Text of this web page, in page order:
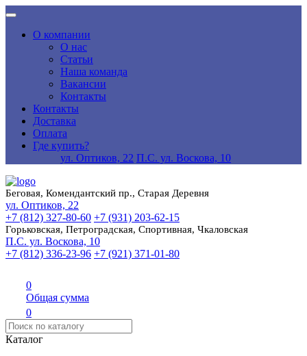
О компании
О нас
Статьи
Наша команда
Вакансии
Контакты
Контакты
Доставка
Оплата
Где купить?
ул. Оптиков, 22 П.С. ул. Воскова, 10
Беговая, Комендантский пр., Старая Деревня
ул. Оптиков, 22
+7 (812) 327-80-60 +7 (931) 203-62-15
Горьковская, Петроградская, Спортивная, Чкаловская
П.С. ул. Воскова, 10
+7 (812) 336-23-96 +7 (921) 371-01-80
0
Общая сумма
0
Каталог